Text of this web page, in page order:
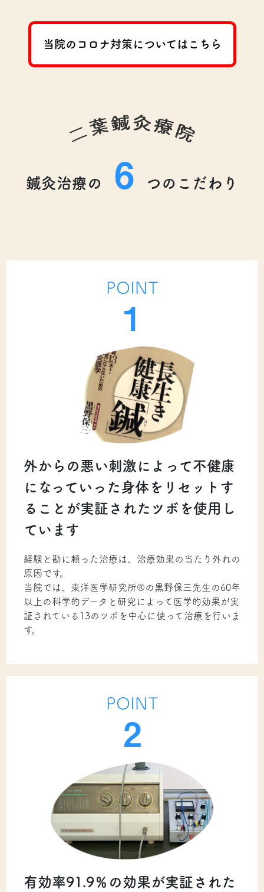
当院のコロナ対策についてはこちら
鍼灸治療の 6 つのこだわり
POINT
1
外からの悪い刺激によって不健康
になっていった身体をリセットす
ることが実証されたツボを使用し
ています
経験と勘に頼った治療は、治療効果の当たり外れの
原因です。
当院では、東洋医学研究所®の黒野保三先生の60年
以上の科学的データと研究によって医学的効果が実
証されている13のツボを中心に使って治療を行いま
す。
POINT
2
有効率91.9％の効果が実証された